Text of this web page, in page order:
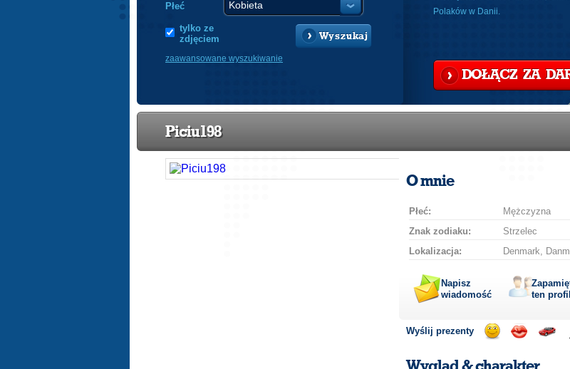
Płeć
tylko ze
zdjęciem
Wyszukaj
zaawansowane wyszukiwanie
Polaków w Danii.
DOŁĄCZ ZA
Piciu198
O mnie
Płeć: Mężczyzna
Znak zodiaku:
Strzelec
Lokalizacja:
Denmark,
Napisz
wiadomość
ten profil
Wyślij prezenty
uśmiechbuziaka